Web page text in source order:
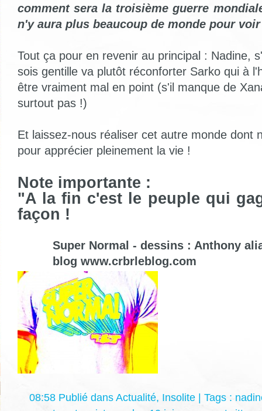
comment sera la troisième guerre
n'y aura plus beaucoup de monde pour
Tout ça pour en revenir au principal : Nadine,
sois gentille va plutôt réconforter Sarko qui à
être vraiment mal en point (s'il manque de
surtout pas !)
Et laissez-nous réaliser cet autre monde dont
pour apprécier pleinement la vie !
Note importante :
"A la fin c'est le peuple qui
façon !
Super Normal - dessins : Anthony
blog www.crbrleblog.com
08:58 Publié dans Actualité, Insolite | Tags :